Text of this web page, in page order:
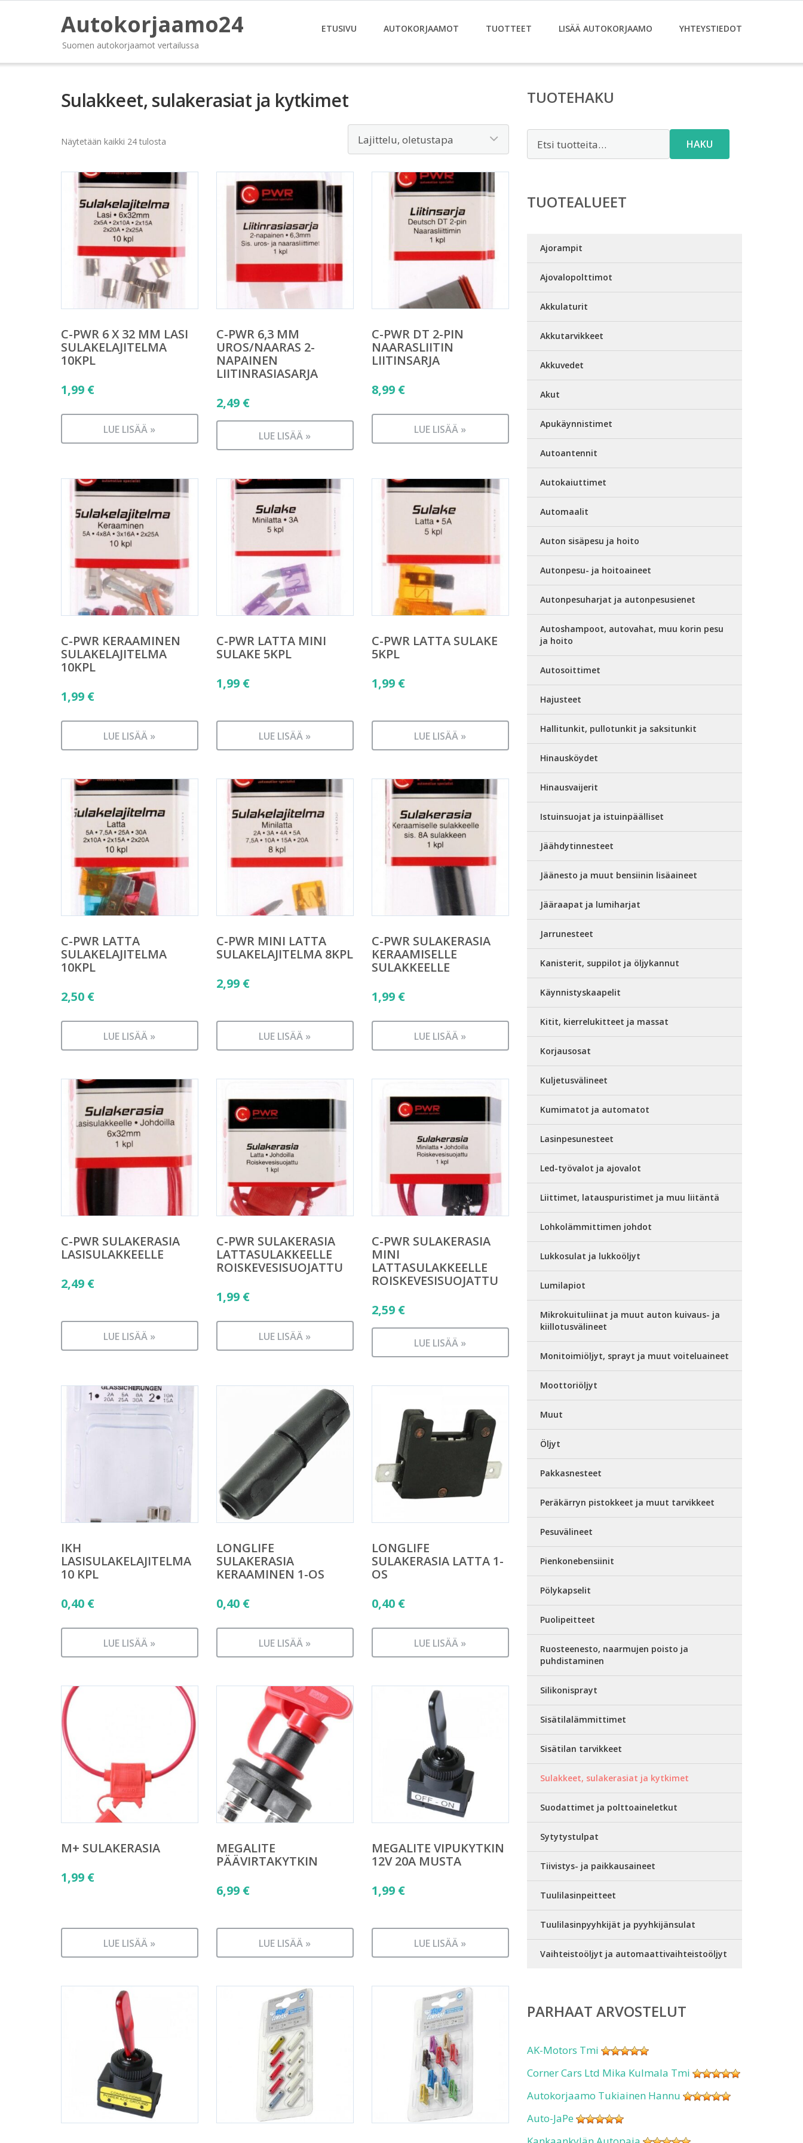
Autokorjaamo24
Suomen autokorjaamot vertailussa
ETUSIVU AUTOKORJAAMOT TUOTTEET LISÄÄ AUTOKORJAAMO YHTEYSTIEDOT
Sulakkeet, sulakerasiat ja kytkimet
Näytetään kaikki 24 tulosta
C-PWR 6 X 32 MM LASI
SULAKELAJITELMA
10KPL
1,99 €
LUE LISÄÄ »
C-PWR 6,3 MM
UROS/NAARAS 2-
NAPAINEN
LIITINRASIASARJA
2,49 €
LUE LISÄÄ »
C-PWR DT 2-PIN
NAARASLIITIN
LIITINSARJA
8,99 €
LUE LISÄÄ »
C-PWR KERAAMINEN
SULAKELAJITELMA
10KPL
1,99 €
LUE LISÄÄ »
C-PWR LATTA MINI
SULAKE 5KPL
1,99 €
LUE LISÄÄ »
C-PWR LATTA SULAKE
5KPL
1,99 €
LUE LISÄÄ »
C-PWR LATTA
SULAKELAJITELMA
10KPL
2,50 €
LUE LISÄÄ »
C-PWR MINI LATTA
SULAKELAJITELMA 8KPL
2,99 €
LUE LISÄÄ »
C-PWR SULAKERASIA
KERAAMISELLE
SULAKKEELLE
1,99 €
LUE LISÄÄ »
C-PWR SULAKERASIA
LASISULAKKEELLE
2,49 €
LUE LISÄÄ »
C-PWR SULAKERASIA
LATTASULAKKEELLE
ROISKEVESISUOJATTU
1,99 €
LUE LISÄÄ »
C-PWR SULAKERASIA
MINI
LATTASULAKKEELLE
ROISKEVESISUOJATTU
2,59 €
LUE LISÄÄ »
IKH
LASISULAKELAJITELMA
10 KPL
0,40 €
LUE LISÄÄ »
LONGLIFE
SULAKERASIA
KERAAMINEN 1-OS
0,40 €
LUE LISÄÄ »
LONGLIFE
SULAKERASIA LATTA 1-
OS
0,40 €
LUE LISÄÄ »
M+ SULAKERASIA
1,99 €
LUE LISÄÄ »
MEGALITE
PÄÄVIRTAKYTKIN
6,99 €
LUE LISÄÄ »
MEGALITE VIPUKYTKIN
12V 20A MUSTA
1,99 €
LUE LISÄÄ »
TUOTEHAKU
HAKU
TUOTEALUEET
Ajorampit
Ajovalopolttimot
Akkulaturit
Akkutarvikkeet
Akkuvedet
Akut
Apukäynnistimet
Autoantennit
Autokaiuttimet
Automaalit
Auton sisäpesu ja hoito
Autonpesu- ja hoitoaineet
Autonpesuharjat ja autonpesusienet
Autoshampoot, autovahat, muu korin pesu
ja hoito
Autosoittimet
Hajusteet
Hallitunkit, pullotunkit ja saksitunkit
Hinausköydet
Hinausvaijerit
Istuinsuojat ja istuinpäälliset
Jäähdytinnesteet
Jäänesto ja muut bensiinin lisäaineet
Jääraapat ja lumiharjat
Jarrunesteet
Kanisterit, suppilot ja öljykannut
Käynnistyskaapelit
Kitit, kierrelukitteet ja massat
Korjausosat
Kuljetusvälineet
Kumimatot ja automatot
Lasinpesunesteet
Led-työvalot ja ajovalot
Liittimet, latauspuristimet ja muu liitäntä
Lohkolämmittimen johdot
Lukkosulat ja lukkoöljyt
Lumilapiot
Mikrokuituliinat ja muut auton kuivaus- ja
kiillotusvälineet
Monitoimiöljyt, sprayt ja muut voiteluaineet
Moottoriöljyt
Muut
Öljyt
Pakkasnesteet
Peräkärryn pistokkeet ja muut tarvikkeet
Pesuvälineet
Pienkonebensiinit
Pölykapselit
Puolipeitteet
Ruosteenesto, naarmujen poisto ja
puhdistaminen
Silikonisprayt
Sisätilalämmittimet
Sisätilan tarvikkeet
Sulakkeet, sulakerasiat ja kytkimet
Suodattimet ja polttoaineletkut
Sytytystulpat
Tiivistys- ja paikkausaineet
Tuulilasinpeitteet
Tuulilasinpyyhkijät ja pyyhkijänsulat
Vaihteistoöljyt ja automaattivaihteistoöljyt
PARHAAT ARVOSTELUT
AK-Motors Tmi
Corner Cars Ltd Mika Kulmala Tmi
Autokorjaamo Tukiainen Hannu
Auto-JaPe